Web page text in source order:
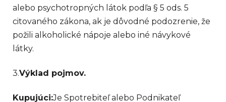
alebo psychotropných látok podľa § 5 ods. 5
citovaného zákona, ak je dôvodné podozrenie, že
požili alkoholické nápoje alebo iné návykové
látky.
3.Výklad pojmov.
Kupujúci:Je Spotrebiteľ alebo Podnikateľ